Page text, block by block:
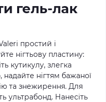
гель-лак
простий і
нігтьову пластину:
кутикулу, злегка
нігтям бажаної
та знежирення. Для
ультрабонд. Нанесіть